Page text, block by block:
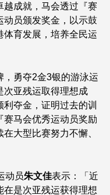
成就，马会透过『赛
动员颁发奖金，以示鼓
体育发展，培养全民运
勇夺2金3银的游泳运
次亚残运取得理想成
夺金，证明过去的训
马会优秀运动员奖励
大型比赛努力不懈、
动员朱文佳表示：「近
是次亚残运获得理想